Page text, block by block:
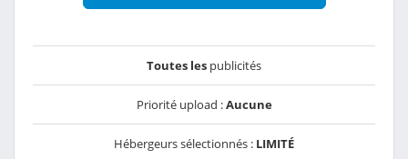
Toutes les publicités
Priorité upload :Aucune
Hébergeurs sélectionnés : LIMITÉ